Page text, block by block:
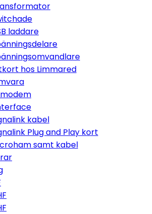
laddare
hos Limmared
kabel
Plug and Play kort
samt kabel